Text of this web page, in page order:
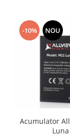
Huawei
Touchscreen
Acer
-10% NOU
Acumulator
Luna